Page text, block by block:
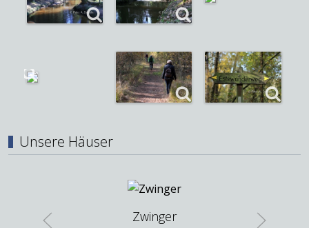
Unsere Häuser
Zwinger